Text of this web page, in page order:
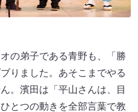
の弟子である青野も、「勝
りました。あそこまでやる
。濱田は「平山さんは、目
とつの動きを全部言葉で教